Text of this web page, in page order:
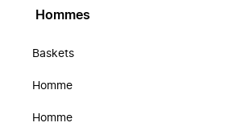
Hommes
Baskets
Homme
Homme